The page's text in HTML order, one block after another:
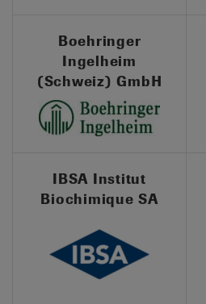
Boehringer
Ingelheim
(Schweiz) GmbH
IBSA Institut
Biochimique SA